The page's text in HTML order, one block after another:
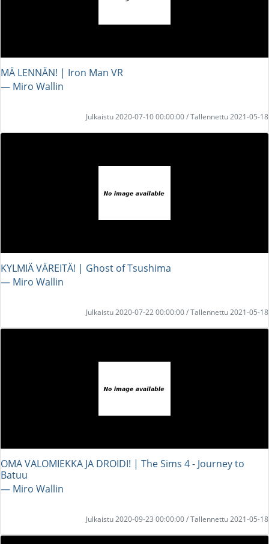
MÄ LENNÄN! | Iron Man VR
― Miro Wallin
Julkaistu 2020-07-10 00:00:00 / Tallennettu 2021-05-18
KYLMIÄ VÄREITÄ! | Ghost of Tsushima
― Miro Wallin
Julkaistu 2020-07-22 00:00:00 / Tallennettu 2021-05-18
OMA VALOMIEKKA JA DROIDI! | The Sims 4 - Journey to
Batuu
― Miro Wallin
Julkaistu 2020-09-23 00:00:00 / Tallennettu 2021-05-18